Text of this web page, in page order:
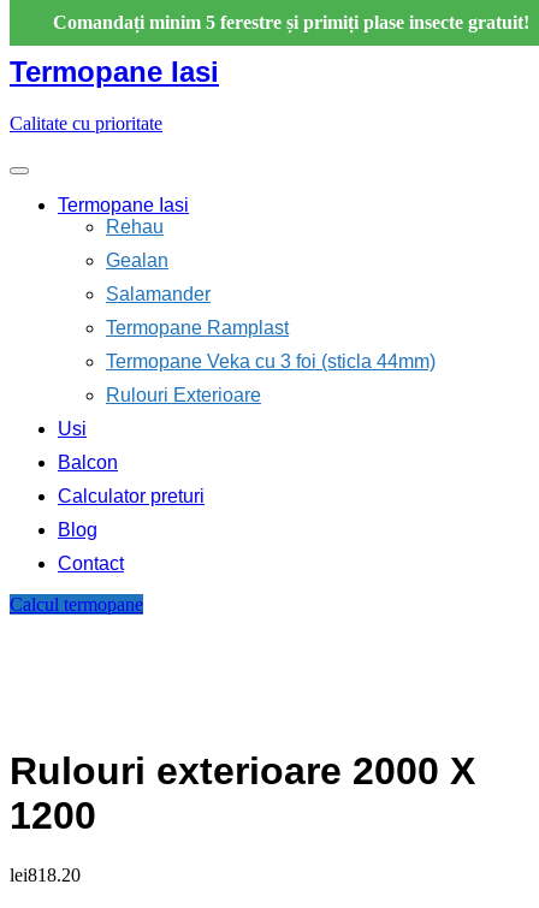
Comandați minim 5 ferestre și primiți plase insecte gratuit!
content
Termopane Iasi
Calitate cu prioritate
Termopane Iasi
Rehau
Gealan
Salamander
Termopane Ramplast
Termopane Veka cu 3 foi (sticla 44mm)
Rulouri Exterioare
Usi
Balcon
Calculator preturi
Blog
Contact
Calcul termopane
Rulouri exterioare 2000 X
1200
lei818.20